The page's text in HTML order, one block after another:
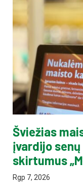
Šviežias
įvardijo
skirtumus
Rgp 7, 2026